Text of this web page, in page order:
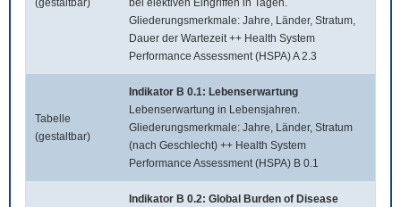
(gestaltbar)
bei elektiven Eingriffen in Tagen.
Gliederungsmerkmale: Jahre, Länder, Stratum,
Dauer der Wartezeit ++ Health System
Performance Assessment (HSPA) A 2.3
Tabelle
(gestaltbar)
Indikator B 0.1: Lebenserwartung
Lebenserwartung in Lebensjahren.
Gliederungsmerkmale: Jahre, Länder, Stratum
(nach Geschlecht) ++ Health System
Performance Assessment (HSPA) B 0.1
Indikator B 0.2: Global Burden of Disease